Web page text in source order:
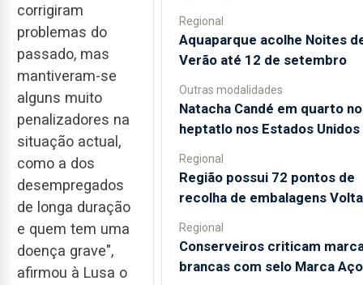
corrigiram
problemas do
passado, mas
mantiveram-se
alguns muito
penalizadores na
situação actual,
como a dos
desempregados
de longa duração
e quem tem uma
doença grave",
afirmou à Lusa o
Regional
Aquaparque acolhe Noites
Verão até 12 de setembro
Outras modalidades
Natacha Candé em quarto no
heptatlo nos Estados Unidos
Regional
Região possui 72 pontos de
recolha de embalagens Volta
Regional
Conserveiros criticam
brancas com selo Marca